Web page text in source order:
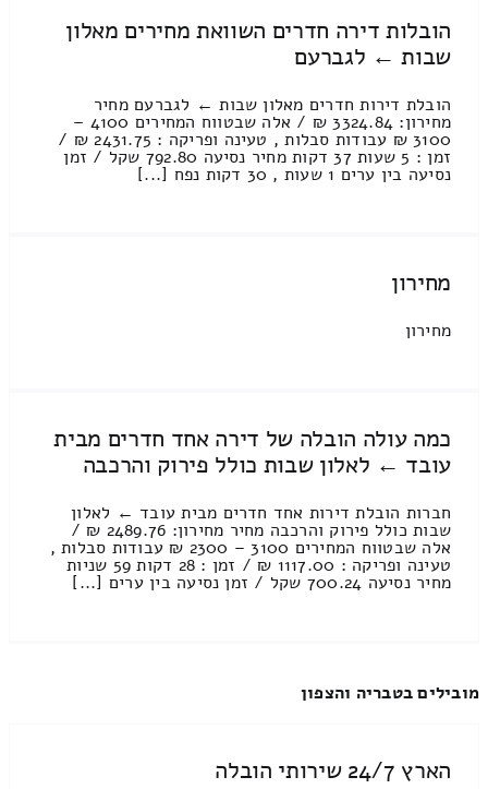
הובלות דירה חדרים השוואת מחירים מאלון
שבות ← לגברעם
הובלת דירות חדרים מאלון שבות ← לגברעם מחיר
מחירון: 3324.84 ₪ / אלה שבטווח המחירים 4100 –
3100 ₪ עבודות סבלות , טעינה ופריקה : 2431.75 ₪ /
זמן : 5 שעות 37 דקות מחיר נסיעה 792.80 שקל / זמן
נסיעה בין ערים 1 שעות , 30 דקות נפח [...]
מחירון
מחירון
כמה עולה הובלה של דירה אחד חדרים מבית
עובד ← לאלון שבות כולל פירוק והרכבה
חברות הובלת דירות אחד חדרים מבית עובד ← לאלון
שבות כולל פירוק והרכבה מחיר מחירון: 2489.76 ₪ /
אלה שבטווח המחירים 3100 – 2300 ₪ עבודות סבלות ,
טעינה ופריקה : 1117.00 ₪ / זמן : 28 דקות 59 שניות
מחיר נסיעה 700.24 שקל / זמן נסיעה בין ערים [...]
מובילים בטבריה והצפון
הארץ 24/7 שירותי הובלה